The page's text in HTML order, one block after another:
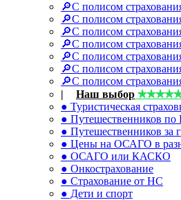
🔎С полисом
🔎С полисом
🔎С полисом
🔎С полисом
🔎С полисом
🔎С полисом
🔎С полисом
|
Наш выбор
● Туристическая
● Путешественников по
● Путешественников за
● Цены на ОСАГО в
● ОСАГО или КАСКО
● Онкострахование
● Страхование от НС
● Дети и спорт